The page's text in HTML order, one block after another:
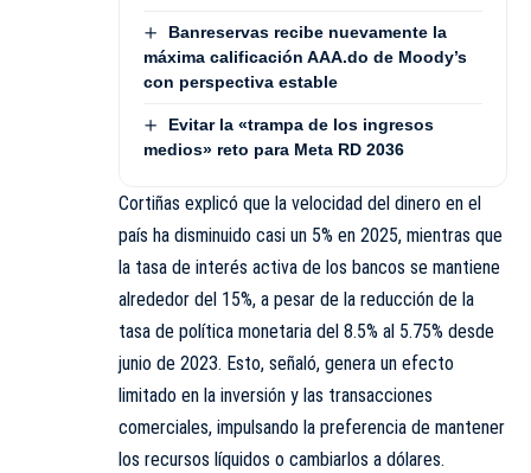
Banreservas recibe nuevamente la
máxima calificación AAA.do de Moody’s
con perspectiva estable
Evitar la «trampa de los ingresos
medios» reto para Meta RD 2036
Cortiñas explicó que la velocidad del dinero en el
país ha disminuido casi un 5% en 2025, mientras que
la tasa de interés activa de los bancos se mantiene
alrededor del 15%, a pesar de la reducción de la
tasa de política monetaria del 8.5% al 5.75% desde
junio de 2023. Esto, señaló, genera un efecto
limitado en la inversión y las transacciones
comerciales, impulsando la preferencia de mantener
los recursos líquidos o cambiarlos a dólares.